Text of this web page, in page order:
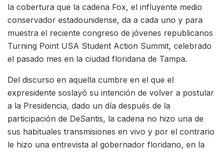
la cobertura que la cadena Fox, el influyente medio
conservador estadounidense, da a cada uno y para
muestra el reciente congreso de jóvenes republicanos
Turning Point USA Student Action Summit, celebrado
el pasado mes en la ciudad floridana de Tampa.
Del discurso en aquella cumbre en el que el
expresidente soslayó su intención de volver a postular
a la Presidencia, dado un día después de la
participación de DeSantis, la cadena no hizo una de
sus habituales transmisiones en vivo y por el contrario
le hizo una entrevista al gobernador floridano, en la